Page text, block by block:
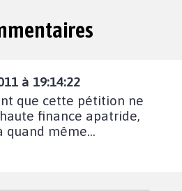
à 19:14:22
que cette pétition ne
finance apatride,
quand même...